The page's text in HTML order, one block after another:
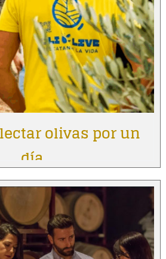
olivas por un
día